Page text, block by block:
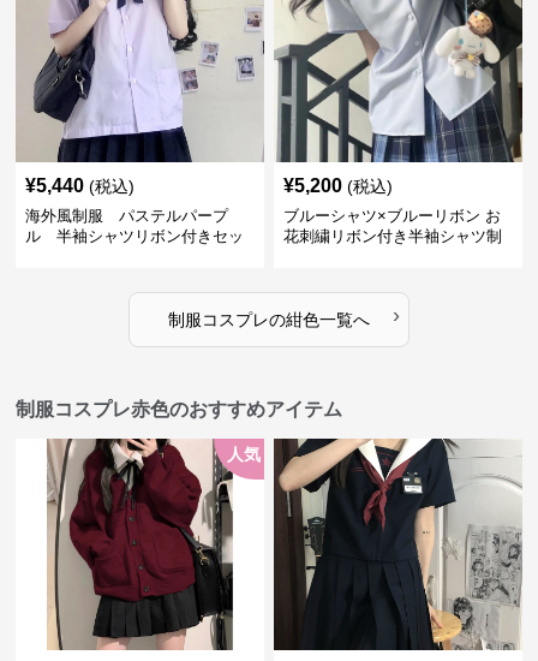
¥5,440 (税込)
海外風制服 パステルパープ
ル 半袖シャツリボン付きセッ
¥5,200 (税込)
ブルーシャツ×ブルーリボン お
花刺繍リボン付き半袖シャツ制
制服コスプレの紺色一覧へ ›
制服コスプレ赤色のおすすめアイテム
人気